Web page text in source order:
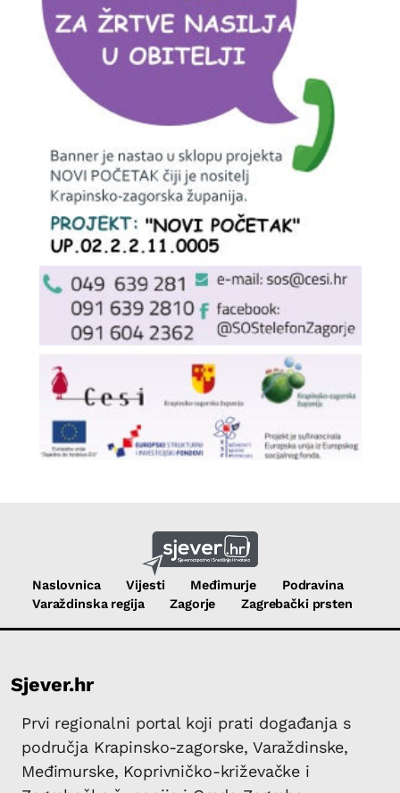
Naslovnica Vijesti Međimurje
Podravina
Varaždinska regija
Zagorje Zagrebački prsten
Sjever.hr
Prvi regionalni portal koji prati događanja s
područja Krapinsko-zagorske, Varaždinske,
Međimurske, Koprivničko-križevačke i